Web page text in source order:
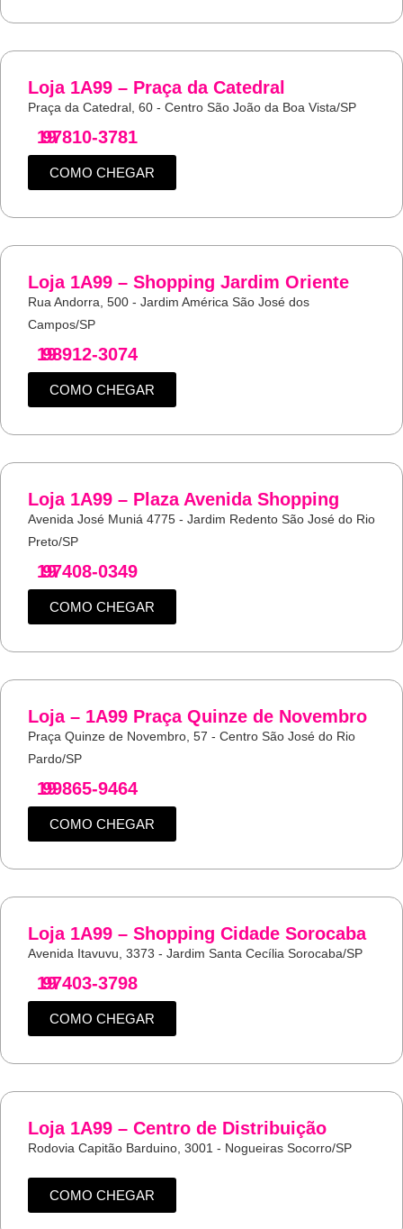
Loja 1A99 – Praça da Catedral
Praça da Catedral, 60 - Centro São João da Boa Vista/SP
19
97810-3781
COMO CHEGAR
Loja 1A99 – Shopping Jardim Oriente
Rua Andorra, 500 - Jardim América São José dos
Campos/SP
19
98912-3074
COMO CHEGAR
Loja 1A99 – Plaza Avenida Shopping
Avenida José Muniá 4775 - Jardim Redento São José do Rio
Preto/SP
19
97408-0349
COMO CHEGAR
Loja – 1A99 Praça Quinze de Novembro
Praça Quinze de Novembro, 57 - Centro São José do Rio
Pardo/SP
19
99865-9464
COMO CHEGAR
Loja 1A99 – Shopping Cidade Sorocaba
Avenida Itavuvu, 3373 - Jardim Santa Cecília Sorocaba/SP
19
97403-3798
COMO CHEGAR
Loja 1A99 – Centro de Distribuição
Rodovia Capitão Barduino, 3001 - Nogueiras Socorro/SP
COMO CHEGAR